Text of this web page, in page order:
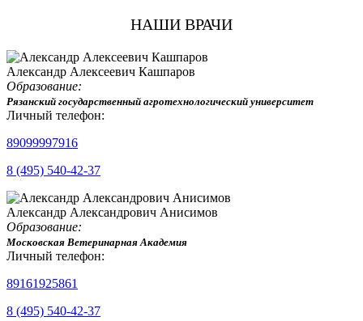
НАШИ ВРАЧИ
Александр Алексеевич Кашпаров
Образование:
Рязанский государственный агротехнологический университет
Личный телефон:
89099997916
8 (495) 540-42-37
Александр Александрович Анисимов
Образование:
Московская Ветеринарная Академия
Личный телефон:
89161925861
8 (495) 540-42-37